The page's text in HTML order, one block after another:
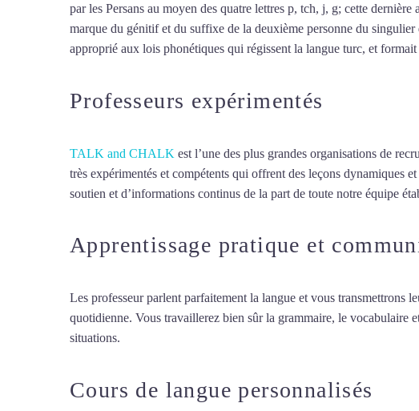
par les Persans au moyen des quatre lettres p, tch, j, g; cette
marque du génitif et du suffixe de la deuxième personne du
approprié aux lois phonétiques qui régissent la langue turc, et
Professeurs expérimentés
TALK and CHALK est l’une des plus grandes organisations de
très expérimentés et compétents qui offrent des leçons dynamiques et
soutien et d’informations continus de la part de toute notre équipe
Apprentissage pratique et
Les professeur parlent parfaitement la langue et vous transmettrons
quotidienne. Vous travaillerez bien sûr la grammaire, le vocabulaire
situations.
Cours de langue personnalisés